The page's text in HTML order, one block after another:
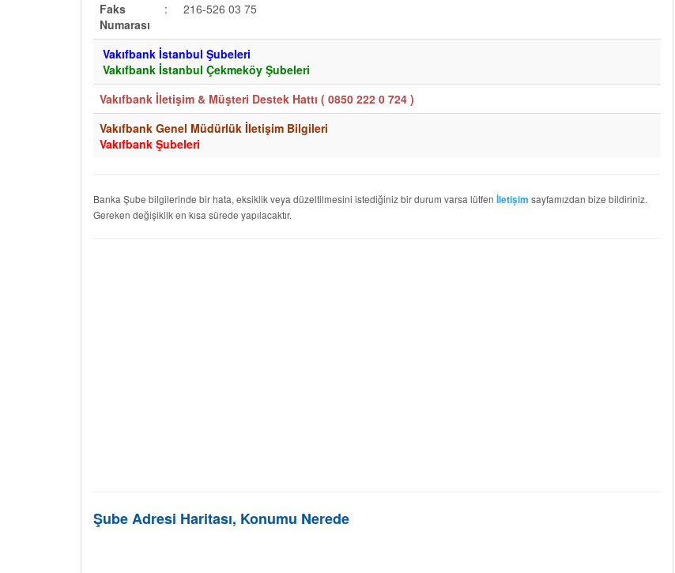
Faks
Numarası
: 216-526 03 75
Vakıfbank İstanbul Şubeleri
Vakıfbank İstanbul Çekmeköy Şubeleri
Vakıfbank İletişim & Müşteri Destek Hattı ( 0850 222 0 724 )
Vakıfbank Genel Müdürlük İletişim Bilgileri
Vakıfbank Şubeleri
Banka Şube bilgilerinde bir hata, eksiklik veya düzeltilmesini istediğiniz bir durum varsa lütfen İletişim sayfamızdan bize bildiriniz.
Gereken değişiklik en kısa sürede yapılacaktır.
Şube Adresi Haritası, Konumu Nerede